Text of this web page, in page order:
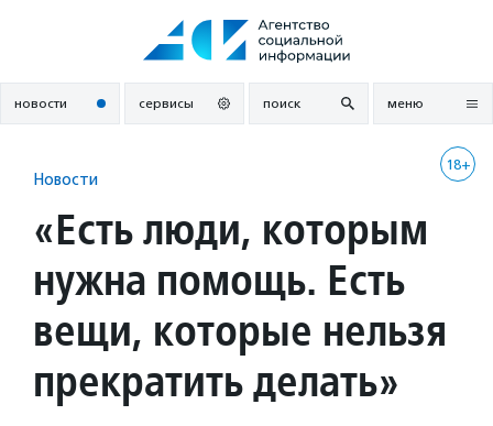
новости сервисы поиск меню
18+
Новости
«Есть люди, которым
нужна помощь. Есть
вещи, которые нельзя
прекратить делать»